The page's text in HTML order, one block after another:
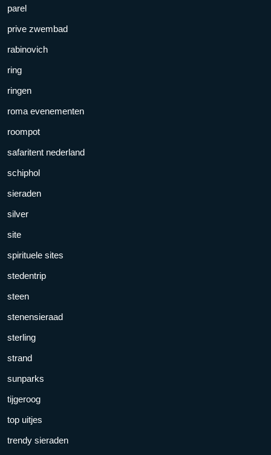
parel
prive zwembad
rabinovich
ring
ringen
roma evenementen
roompot
safaritent nederland
schiphol
sieraden
silver
site
spirituele sites
stedentrip
steen
stenensieraad
sterling
strand
sunparks
tijgeroog
top uitjes
trendy sieraden